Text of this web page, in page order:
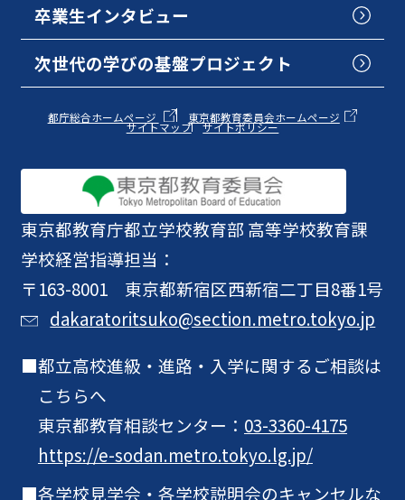
東京都教育庁都立学校教育部 高等学校教育課
学校経営指導担当：
〒163-8001 東京都新宿区西新宿二丁目8番1号
dakaratoritsuko@section.metro.tokyo.jp
都立高校進級・進路・入学に関するご相談は
こちらへ
東京都教育相談センター： 03-3360-4175
https://e-sodan.metro.tokyo.lg.jp/
各学校見学会・各学校説明会のキャンセルな
卒業生インタビュー
次世代の学びの基盤プロジェクト
都庁総合ホームページ 東京都教育委員会ホームページ
サイトマップ サイトポリシー